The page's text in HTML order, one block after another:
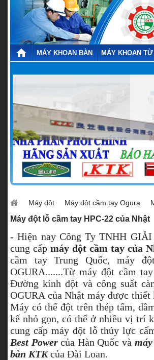
MÁY KHOAN BÀN MÁY KHOAN TỪ
Máy đột Máy đột cầm tay Ogura
Máy đột lỗ cầm tay HPC-22 của Nhật
- Hiện nay Công Ty TNHH GIẢI
cung cấp máy đột cầm tay của
cầm tay Trung Quốc, máy
OGURA.......Từ máy đột cầm
Đường kính đột và công suất
OGURA của Nhật máy được thiết
Máy có thể đột trên thép tấm,
kế nhỏ gọn, có thể ở nhiều vị trí
cung cấp máy đột lỗ thủy lực
Best Powercủa Hàn Quốc và
bàn KTKcủa Đài Loan.